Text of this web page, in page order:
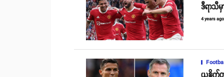
ဒီရာသီ
4 years ago